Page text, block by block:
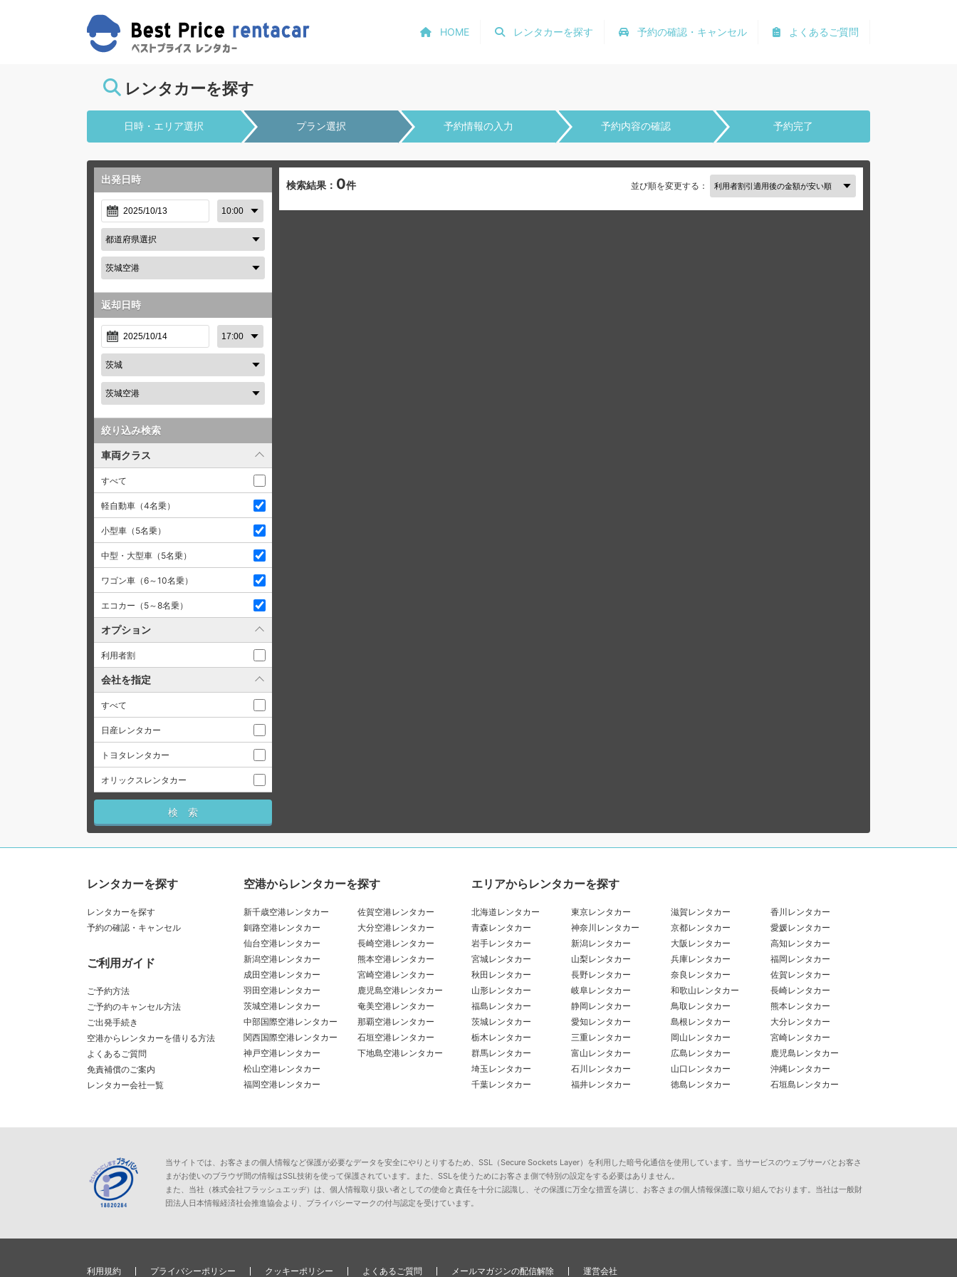
よくあるご質問
予約の確認・キャンセル
レンタカーを探す
HOME
レンタカーを探す
日時・エリア選択 プラン選択 予約情報の入力 予約内容の確認 予約完了
出発日時
返却日時
絞り込み検索
車両クラス
すべて
軽自動車（4名乗）
小型車（5名乗）
中型・大型車（5名乗）
ワゴン車（6～10名乗）
エコカー（5～8名乗）
オプション
利用者割
会社を指定
すべて
日産レンタカー
トヨタレンタカー
オリックスレンタカー
検索結果： 0件 並び順を変更する：
レンタカーを探す
レンタカーを探す
予約の確認・キャンセル
ご利用ガイド
ご予約方法
ご予約のキャンセル方法
ご出発手続き
空港からレンタカーを借りる方法
よくあるご質問
免責補償のご案内
レンタカー会社一覧
空港からレンタカーを探す
新千歳空港レンタカー
釧路空港レンタカー
仙台空港レンタカー
新潟空港レンタカー
成田空港レンタカー
羽田空港レンタカー
茨城空港レンタカー
中部国際空港レンタカー
関西国際空港レンタカー
神戸空港レンタカー
松山空港レンタカー
福岡空港レンタカー
佐賀空港レンタカー
大分空港レンタカー
長崎空港レンタカー
熊本空港レンタカー
宮崎空港レンタカー
鹿児島空港レンタカー
奄美空港レンタカー
那覇空港レンタカー
石垣空港レンタカー
下地島空港レンタカー
エリアからレンタカーを探す
北海道レンタカー
青森レンタカー
岩手レンタカー
宮城レンタカー
秋田レンタカー
山形レンタカー
福島レンタカー
茨城レンタカー
栃木レンタカー
群馬レンタカー
埼玉レンタカー
千葉レンタカー
東京レンタカー
神奈川レンタカー
新潟レンタカー
山梨レンタカー
長野レンタカー
岐阜レンタカー
静岡レンタカー
愛知レンタカー
三重レンタカー
富山レンタカー
石川レンタカー
福井レンタカー
滋賀レンタカー
京都レンタカー
大阪レンタカー
兵庫レンタカー
奈良レンタカー
和歌山レンタカー
鳥取レンタカー
島根レンタカー
岡山レンタカー
広島レンタカー
山口レンタカー
徳島レンタカー
香川レンタカー
愛媛レンタカー
高知レンタカー
福岡レンタカー
佐賀レンタカー
長崎レンタカー
熊本レンタカー
大分レンタカー
宮崎レンタカー
鹿児島レンタカー
沖縄レンタカー
石垣島レンタカー
当サイトでは、お客さまの個人情報など保護が必要なデータを安全にやりとりするため、SSL（Secure Sockets Layer）を利用した暗号化通信を使用しています。当サービスのウェブサーバとお客さ
まがお使いのブラウザ間の情報はSSL技術を使って保護されています。また、SSLを使うためにお客さま側で特別の設定をする必要はありません。
また、当社（株式会社フラッシュエッヂ）は、個人情報取り扱い者としての使命と責任を十分に認識し、その保護に万全な措置を講じ、お客さまの個人情報保護に取り組んでおります。当社は一般財
団法人日本情報経済社会推進協会より、プライバシーマークの付与認定を受けています。
利用規約 プライバシーポリシー クッキーポリシー よくあるご質問 メールマガジンの配信解除 運営会社